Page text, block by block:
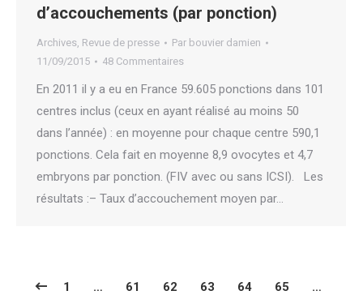
d’accouchements (par ponction)
Archives, Revue de presse Par bouvier damien
11/09/2015
48 Commentaires
En 2011 il y a eu en France 59.605 ponctions dans 101
centres inclus (ceux en ayant réalisé au moins 50
dans l’année) : en moyenne pour chaque centre 590,1
ponctions. Cela fait en moyenne 8,9 ovocytes et 4,7
embryons par ponction. (FIV avec ou sans ICSI). Les
résultats :– Taux d’accouchement moyen par…
1 … 61 62 63 64 65
…